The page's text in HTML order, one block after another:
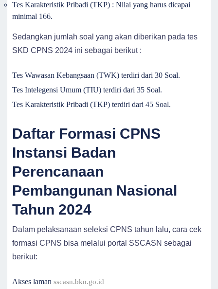
Tes Karakteristik Pribadi (TKP) : Nilai yang harus dicapai
minimal 166.
Sedangkan jumlah soal yang akan diberikan pada tes
SKD CPNS 2024 ini sebagai berikut :
Tes Wawasan Kebangsaan (TWK) terdiri dari 30 Soal.
Tes Intelegensi Umum (TIU) terdiri dari 35 Soal.
Tes Karakteristik Pribadi (TKP) terdiri dari 45 Soal.
Daftar Formasi CPNS
Instansi Badan
Perencanaan
Pembangunan Nasional
Tahun 2024
Dalam pelaksanaan seleksi CPNS tahun lalu, cara cek
formasi CPNS bisa melalui portal SSCASN sebagai
berikut:
Akses laman sscasn.bkn.go.id